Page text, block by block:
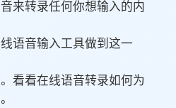
来转录任何你想输入的内
语音输入工具做到这一
看看在线语音转录如何为